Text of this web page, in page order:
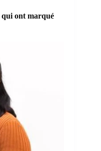
qui ont marqué